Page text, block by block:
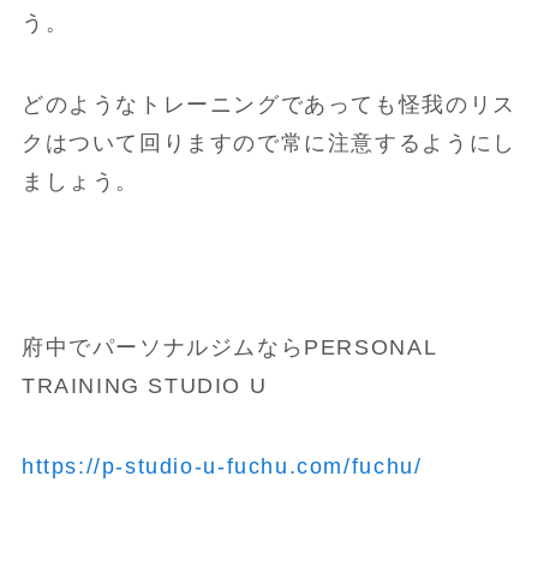
う。
どのようなトレーニングであっても怪我のリス
クはついて回りますので常に注意するようにし
ましょう。
府中でパーソナルジムならPERSONAL
TRAINING STUDIO U
https://p-studio-u-fuchu.com/fuchu/